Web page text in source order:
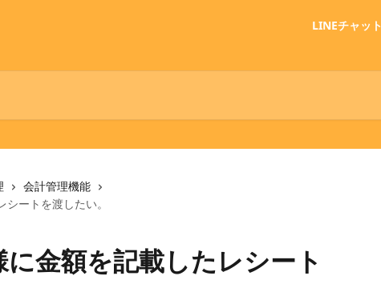
LINEチャット
会計管理機能
ートを渡したい。
金額を記載したレシート